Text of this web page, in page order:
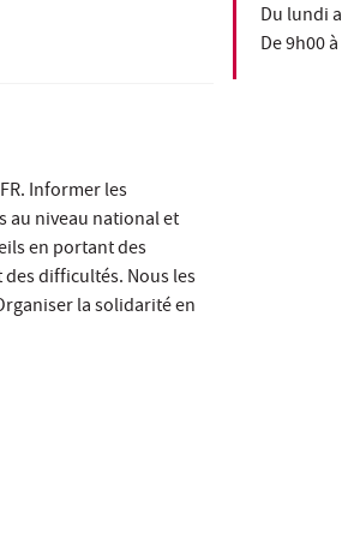
Informer les
au niveau national et
en portant des
difficultés. Nous les
la solidarité en
Du lundi
De 9h00